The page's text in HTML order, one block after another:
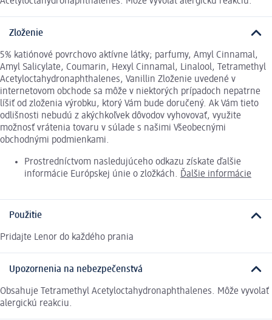
Zloženie
5% katiónové povrchovo aktívne látky; parfumy, Amyl Cinnamal,
Amyl Salicylate, Coumarin, Hexyl Cinnamal, Linalool, Tetramethyl
Acetyloctahydronaphthalenes, Vanillin Zloženie uvedené v
internetovom obchode sa môže v niektorých prípadoch nepatrne
líšiť od zloženia výrobku, ktorý Vám bude doručený. Ak Vám tieto
odlišnosti nebudú z akýchkoľvek dôvodov vyhovovať, využite
možnosť vrátenia tovaru v súlade s našimi Všeobecnými
obchodnými podmienkami.
Prostredníctvom nasledujúceho odkazu získate ďalšie
informácie Európskej únie o zložkách. Ďalšie informácie
Použitie
Pridajte Lenor do každého prania
Upozornenia na nebezpečenstvá
Obsahuje Tetramethyl Acetyloctahydronaphthalenes. Môže vyvolať
alergickú reakciu.